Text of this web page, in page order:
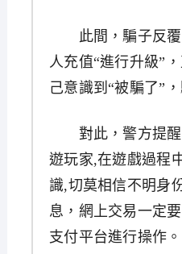
此間，騙子反覆
人充值“進行升級”
己意識到“被騙了”
對此，警方提醒
遊玩家,在遊戲過程
識,切莫相信不明身
息，網上交易一定
支付平台進行操作